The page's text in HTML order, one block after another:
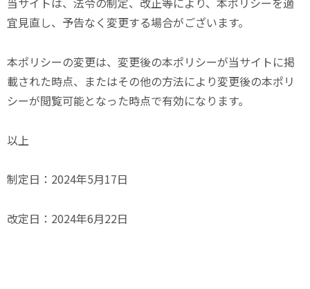
宜見直し、予告なく変更する場合がございます。
本ポリシーの変更は、変更後の本ポリシーが当サイトに掲
載された時点、またはその他の方法により変更後の本ポリ
シーが閲覧可能となった時点で有効になります。
以上
制定日：2024年5月17日
改定日：2024年6月22日